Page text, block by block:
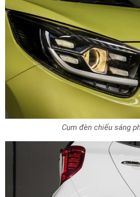
Cụm đèn chiếu sáng